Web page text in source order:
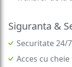
Securitate 24/7
Acces cu cheie
Alarma de